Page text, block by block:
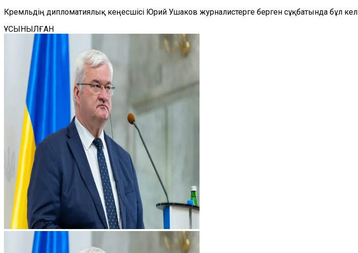
Кремльдің дипломатиялық кеңесшісі Юрий Ушаков журналистерге берген сұқбатында бұл
ҰСЫНЫЛҒАН